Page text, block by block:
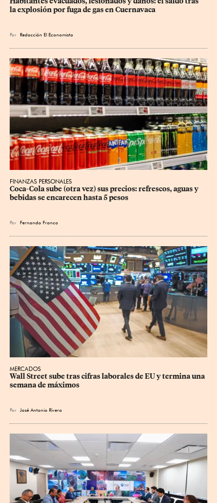
la explosión por fuga de gas en Cuernavaca
Por Redacción El Economista
FINANZAS PERSONALES
Coca-Cola sube (otra vez) sus precios: refrescos, aguas y
bebidas se encarecen hasta 5 pesos
Por Fernando Franco
MERCADOS
Wall Street sube tras cifras laborales de EU y termina una
semana de máximos
Por José Antonio Rivera